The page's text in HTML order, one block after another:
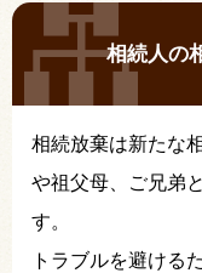
相続人の
相続放棄は新たな
や祖父母、ご兄弟
す。
トラブルを避ける